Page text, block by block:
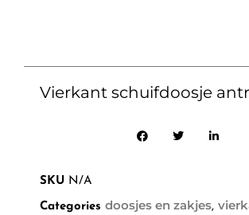
Vierkant schuifdoosje
SKU N/A
Categories doosjes en zakjes,